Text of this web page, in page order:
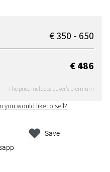
€ 350 - 650
€ 486
The price includes buyer's premium
you would like to sell?
Save